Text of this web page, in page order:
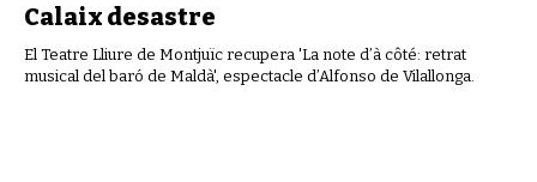
Calaix desastre
El Teatre Lliure de Montjuïc recupera 'La note d’à côté: retrat
musical del baró de Maldà', espectacle d’Alfonso de Vilallonga.